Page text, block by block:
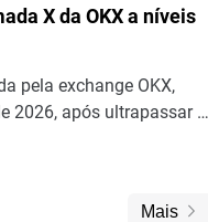
X da OKX a níveis
pela exchange OKX,
2026, após ultrapassar a
(TVL) DeFi e US$ 2
X Layer ocorreram após
Mais